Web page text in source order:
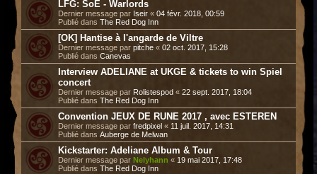
LFG: SoE - Warlords
Dernier message par Iseir « 04 févr. 2018, 00:59
Publié dans The Red Dog Inn
[OK] Hantise à l'angarde de Viltre
Dernier message par pitche « 02 oct. 2017, 15:28
Publié dans Canevas
Interview ADELIANE at UKGE & tickets to win Spiel
concert
Dernier message par Rolistespod « 22 sept. 2017, 18:04
Publié dans The Red Dog Inn
Convention JEUX DE RUNE 2017 , avec ESTEREN
Dernier message par fredpixel « 11 juil. 2017, 14:31
Publié dans Auberge de Melwan
Kickstarter: Adeliane Album & Tour
Dernier message par Nelyhann « 19 mai 2017, 17:48
Publié dans The Red Dog Inn